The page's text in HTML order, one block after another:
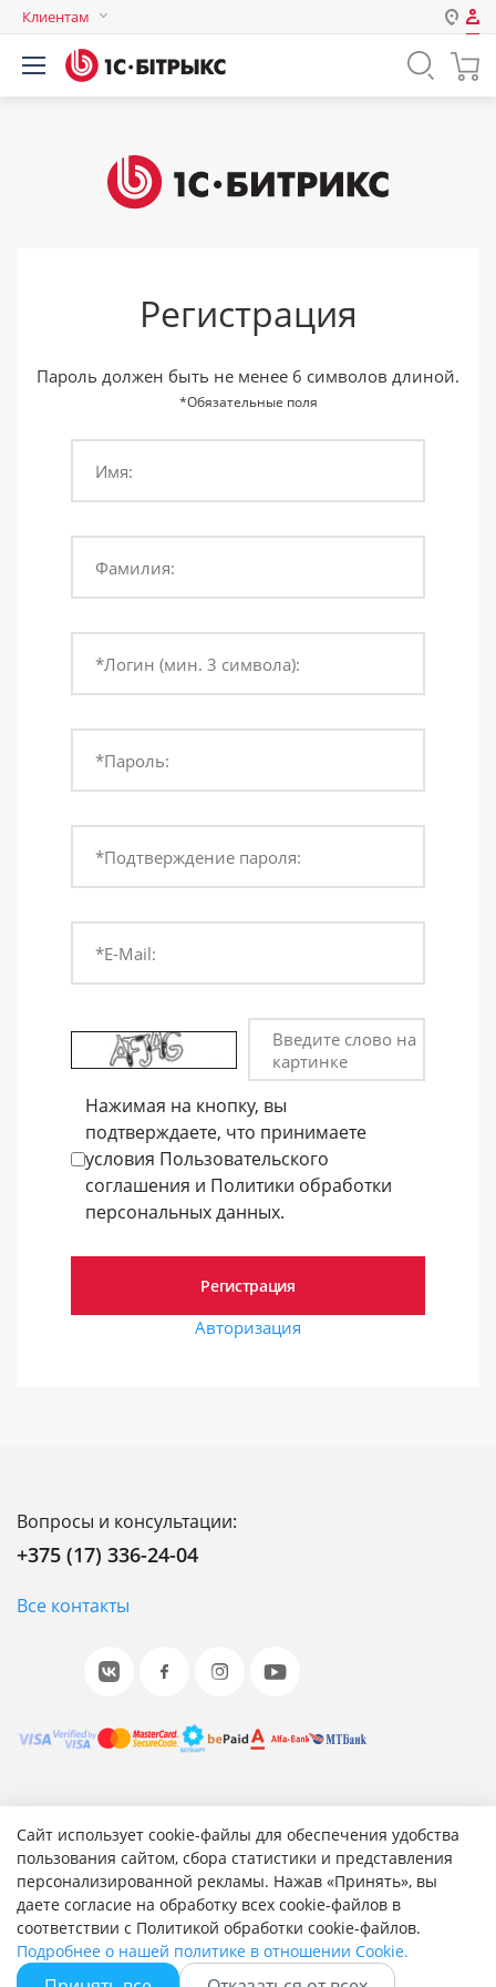
Сайт использует cookie-файлы для обеспечения удобства
пользования сайтом, сбора статистики и представления
персонализированной рекламы. Нажав «Принять», вы
даете согласие на обработку всех cookie-файлов в
соответствии с Политикой обработки cookie-файлов.
Подробнее о нашей политике в отношении Cookie.
Клиентам
Авторизация
Логин
Запомнить меня на этом
компьютере
Забыли свой пароль?
Регистрация
Пароль должен быть не менее 6 символов длиной.
*Обязательные поля
Имя:
Фамилия:
*Логин (мин. 3 символа):
*Пароль:
*Подтверждение пароля:
*E-Mail:
Введите слово на
картинке
Нажимая на кнопку, вы
подтверждаете, что принимаете
условия Пользовательского
соглашения и Политики обработки
персональных данных.
Авторизация
Вопросы и консультации:
+375 (17) 336-24-04
Все контакты
© 2001-2026 «Битрикс», «1С-Битрикс». Работает на 1С-
Битрикс: Управление сайтом.
Согласие на обработку персональных данных
Отзыв согласия на обработку персональных данных
Политика обработки персональных данных
Соглашение об использовании сайта